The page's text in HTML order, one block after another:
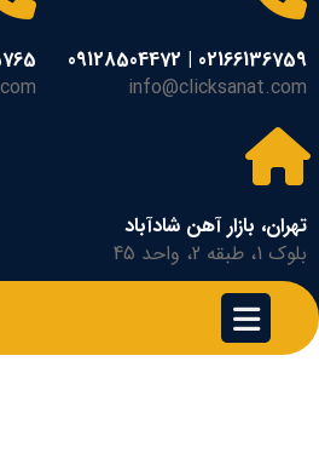
02166136759 | 09128504472
info@clicksanat.com
تهران، بازار آهن شادآباد
بلوک 1، طبقه 2، واحد 45
منبع انبساط روغن